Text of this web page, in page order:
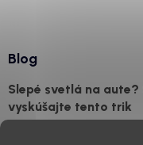
Blog
Slepé svetlá na aute?
vyskúšajte tento trik